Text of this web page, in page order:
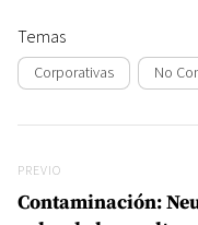
Temas
Corporativas No
Previo
PREVIO
Contaminación: